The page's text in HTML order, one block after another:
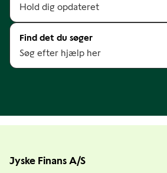
Hold dig opdateret
Find det du søger
Søg efter hjælp her
Jyske Finans A/S